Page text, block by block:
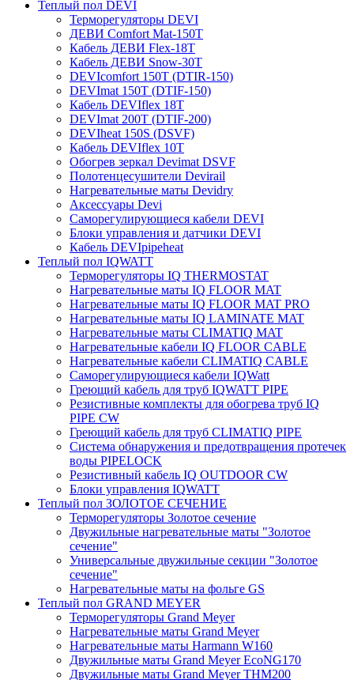
Теплый пол DEVI
Терморегуляторы DEVI
ДЕВИ Comfort Mat-150T
Кабель ДЕВИ Flex-18T
Кабель ДЕВИ Snow-30T
DEVIcomfort 150T (DTIR-150)
DEVImat 150T (DTIF-150)
Кабель DEVIflex 18T
DEVImat 200T (DTIF-200)
DEVIheat 150S (DSVF)
Кабель DEVIflex 10T
Обогрев зеркал Devimat DSVF
Полотенцесушители Devirail
Нагревательные маты Devidry
Аксессуары Devi
Саморегулирующиеся кабели DEVI
Блоки управления и датчики DEVI
Кабель DEVIpipeheat
Теплый пол IQWATT
Терморегуляторы IQ THERMOSTAT
Нагревательные маты IQ FLOOR MAT
Нагревательные маты IQ FLOOR MAT PRO
Нагревательные маты IQ LAMINATE MAT
Нагревательные маты CLIMATIQ MAT
Нагревательные кабели IQ FLOOR CABLE
Нагревательные кабели CLIMATIQ CABLE
Саморегулирующиеся кабели IQWatt
Греющий кабель для труб IQWATT PIPE
Резистивные комплекты для обогрева труб IQ
PIPE CW
Греющий кабель для труб CLIMATIQ PIPE
Система обнаружения и предотвращения протечек
воды PIPELOCK
Резистивный кабель IQ OUTDOOR CW
Блоки управления IQWATT
Теплый пол ЗОЛОТОЕ СЕЧЕНИЕ
Терморегуляторы Золотое сечение
Двужильные нагревательные маты "Золотое
сечение"
Универсальные двужильные секции "Золотое
сечение"
Нагревательные маты на фольге GS
Теплый пол GRAND MEYER
Терморегуляторы Grand Meyer
Нагревательные маты Grand Meyer
Нагревательные маты Harmann W160
Двужильные маты Grand Meyer EcoNG170
Двужильные маты Grand Meyer THM200